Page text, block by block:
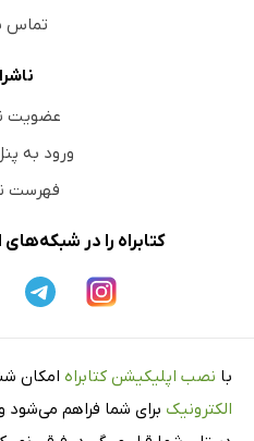
تماس
عضویت
ورود به
فهرست
کتابراه را در
با نصب اپلیکیشن کتابراه امکان
الکترونیک برای شما فراهم می‌شود